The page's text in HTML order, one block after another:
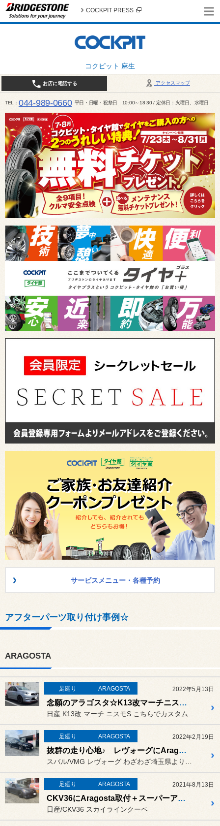
コクピット 麻生
COCKPIT PRESS
アクセスマップ
お店に電話する
TEL 044-989-0660 平日・日曜・祝祭日 10:00～18:30 / 定休日：火曜日、水曜日
サービスメニュー・各種予約
アフターパーツ取り付け事例☆
ARAGOSTA
足廻り ARAGOSTA 2022年5月13日
念願のアラゴスタ☆K13改マーチニスモS 車高調取付♪
足廻り ARAGOSTA 2022年2月19日
抜群の走り心地♪ レヴォーグにAragosta取り付け☆
足廻り ARAGOSTA 2021年8月13日
CKV36にAragosta取付＋スーパーアライメント施工☆
日産/CKV36 スカイラインクーペ